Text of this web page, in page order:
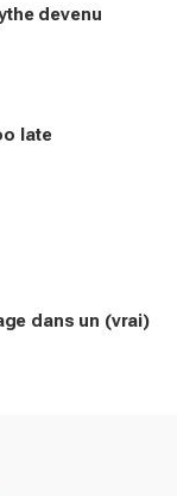
devenu
late
dans un (vrai)